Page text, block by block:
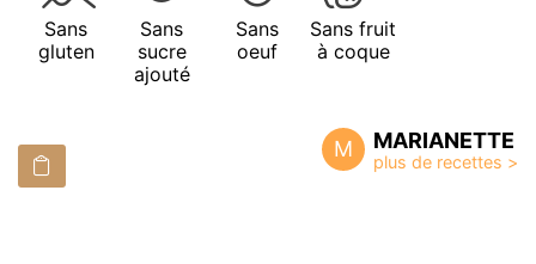
Sans
gluten
Sans
sucre
ajouté
Sans
oeuf
Sans fruit
à coque
M MARIANETTE